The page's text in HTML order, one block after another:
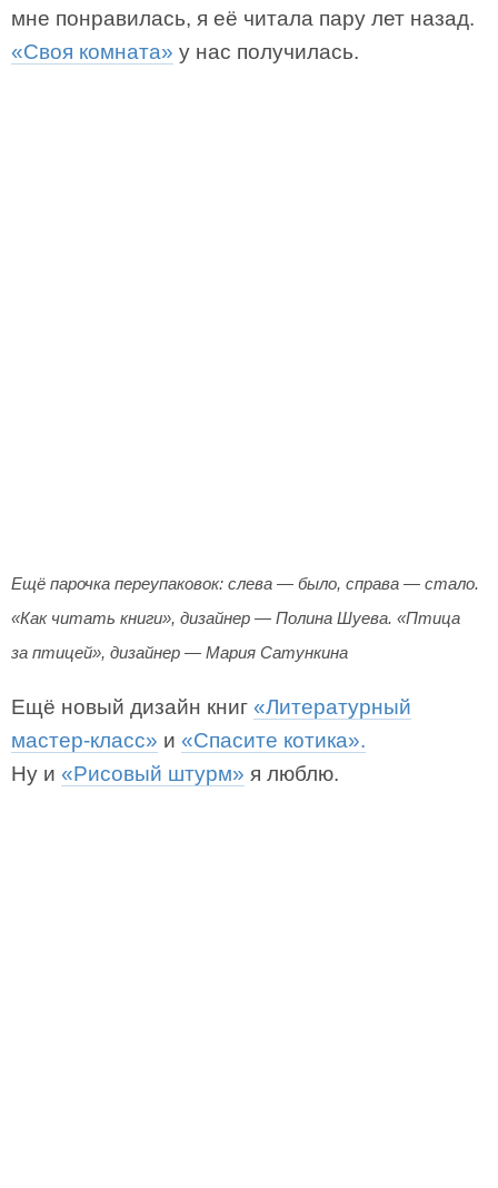
мне понравилась, я её читала пару лет назад.
«Своя комната» у нас получилась.
Ещё парочка переупаковок: слева — было, справа — стало.
«Как читать книги», дизайнер — Полина Шуева. «Птица
за птицей», дизайнер — Мария Сатункина
Ещё новый дизайн книг «Литературный
мастер-класс» и «Спасите котика».
Ну и «Рисовый штурм» я люблю.